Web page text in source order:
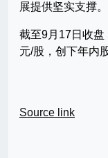
展提供坚实支撑。
截至9月17日收盘
元/股，创下年内
Source link